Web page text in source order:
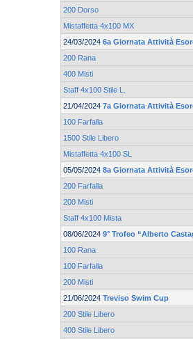
200 Dorso
Mistaffetta 4x100 MX
24/03/2024 6a Giornata Attività
200 Rana
400 Misti
Staff 4x100 Stile L.
21/04/2024 7a Giornata Attività
100 Farfalla
1500 Stile Libero
Mistaffetta 4x100 SL
05/05/2024 8a Giornata Attività
200 Farfalla
200 Misti
Staff 4x100 Mista
08/06/2024 9° Trofeo “Alberto
100 Rana
100 Farfalla
200 Misti
21/06/2024 Treviso Swim Cup
200 Stile Libero
400 Stile Libero